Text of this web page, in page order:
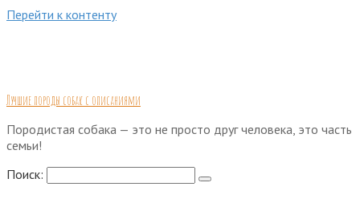
Перейти к контенту
Лучшие породы собак с описаниями
Породистая собака — это не просто друг человека, это часть
семьи!
Поиск: